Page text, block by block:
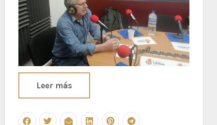
Leer más